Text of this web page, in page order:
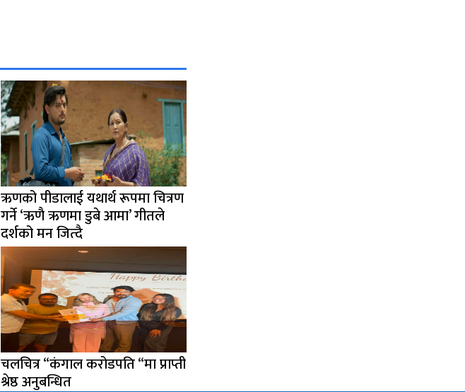
ऋणको पीडालाई यथार्थ रूपमा चित्रण
गर्ने ‘ऋणै ऋणमा डुबे आमा’ गीतले
दर्शको मन जित्दै
चलचित्र “कंगाल करोडपति “मा प्राप्ती
श्रेष्ठ अनुबन्धित